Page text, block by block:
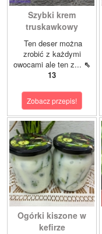
Szybki krem
truskawkowy
Ten deser można
zrobić z każdymi
owocami ale ten z... ⇖
13
Zobacz przepis!
Ogórki kiszone w
kefirze